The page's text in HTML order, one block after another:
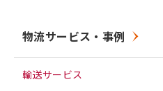
物流サービス・事例
輸送サービス